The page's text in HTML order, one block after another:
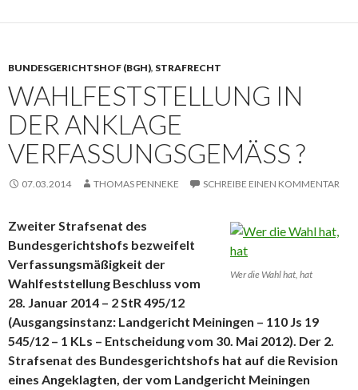
BUNDESGERICHTSHOF (BGH), STRAFRECHT
WAHLFESTSTELLUNG IN
DER ANKLAGE
VERFASSUNGSGEMÄSS ?
07.03.2014 THOMAS PENNEKE SCHREIBE EINEN KOMMENTAR
Wer die Wahl hat, hat
Zweiter Strafsenat des
Bundesgerichtshofs bezweifelt
Verfassungsmäßigkeit der
Wahlfeststellung Beschluss vom
28. Januar 2014 – 2 StR 495/12
(Ausgangsinstanz: Landgericht Meiningen – 110 Js 19
545/12 – 1 KLs – Entscheidung vom 30. Mai 2012). Der 2.
Strafsenat des Bundesgerichtshofs hat auf die Revision
eines Angeklagten, der vom Landgericht Meiningen